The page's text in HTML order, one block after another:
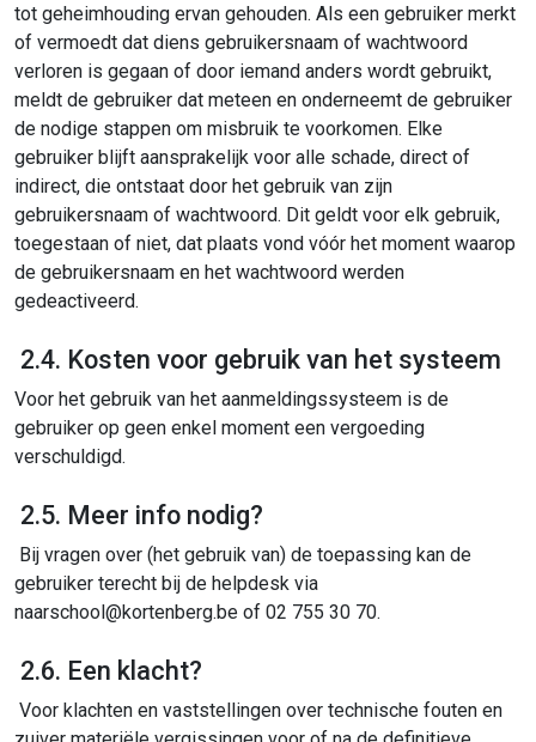
tot geheimhouding ervan gehouden. Als een gebruiker merkt
of vermoedt dat diens gebruikersnaam of wachtwoord
verloren is gegaan of door iemand anders wordt gebruikt,
meldt de gebruiker dat meteen en onderneemt de gebruiker
de nodige stappen om misbruik te voorkomen. Elke
gebruiker blijft aansprakelijk voor alle schade, direct of
indirect, die ontstaat door het gebruik van zijn
gebruikersnaam of wachtwoord. Dit geldt voor elk gebruik,
toegestaan of niet, dat plaats vond vóór het moment waarop
de gebruikersnaam en het wachtwoord werden
gedeactiveerd.
2.4. Kosten voor gebruik van het systeem
Voor het gebruik van het aanmeldingssysteem is de
gebruiker op geen enkel moment een vergoeding
verschuldigd.
2.5. Meer info nodig?
Bij vragen over (het gebruik van) de toepassing kan de
gebruiker terecht bij de helpdesk via
naarschool@kortenberg.be of 02 755 30 70.
2.6. Een klacht?
Voor klachten en vaststellingen over technische fouten en